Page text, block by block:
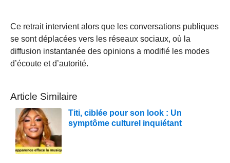
Ce retrait intervient alors que les conversations publiques
se sont déplacées vers les réseaux sociaux, où la
diffusion instantanée des opinions a modifié les modes
d’écoute et d’autorité.
Article Similaire
Titi, ciblée pour son look : Un
symptôme culturel inquiétant